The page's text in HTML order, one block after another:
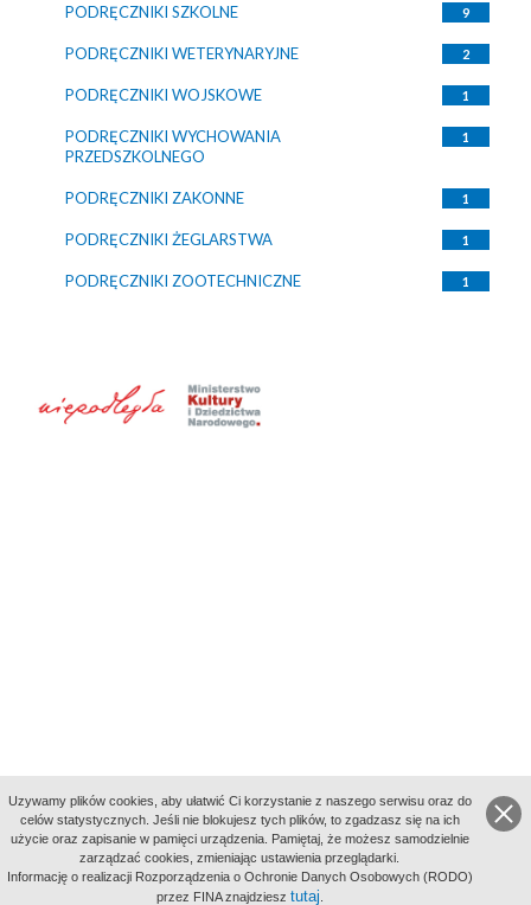
PODRĘCZNIKI SZKOLNE 9
PODRĘCZNIKI WETERYNARYJNE 2
PODRĘCZNIKI WOJSKOWE 1
PODRĘCZNIKI WYCHOWANIA
PRZEDSZKOLNEGO
1
PODRĘCZNIKI ZAKONNE 1
PODRĘCZNIKI ŻEGLARSTWA 1
PODRĘCZNIKI ZOOTECHNICZNE 1
aktywności
Uzywamy plików cookies, aby ułatwić Ci korzystanie z naszego serwisu oraz do
celów statystycznych. Jeśli nie blokujesz tych plików, to zgadzasz się na ich
użycie oraz zapisanie w pamięci urządzenia. Pamiętaj, że możesz samodzielnie
zarządzać cookies, zmieniając ustawienia przeglądarki.
Informację o realizacji Rozporządzenia o Ochronie Danych Osobowych (RODO)
przez FINA znajdziesz tutaj